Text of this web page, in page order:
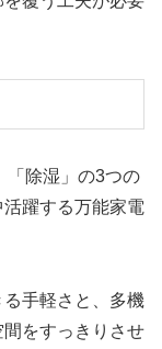
「除湿」の3つの
躍する万能家電
手軽さと、多機
をすっきりさせ